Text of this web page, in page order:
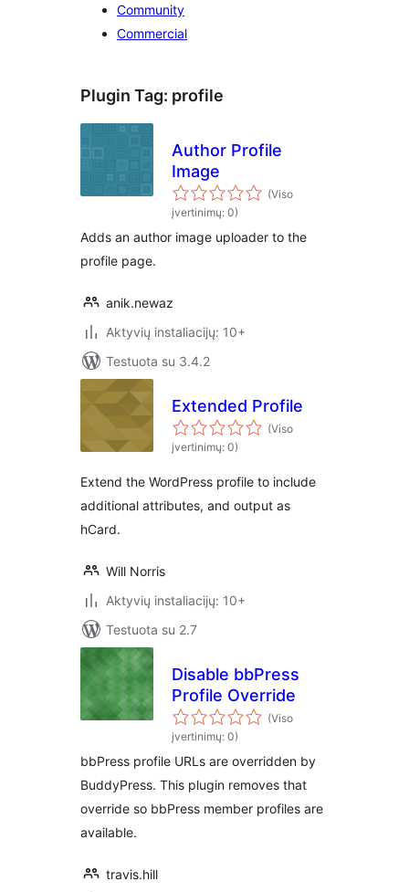
Community
Commercial
Plugin Tag: profile
Author Profile
Image
(Viso
įvertinimų: 0)
Adds an author image uploader to the
profile page.
anik.newaz
Aktyvių instaliacijų: 10+
Testuota su 3.4.2
Extended Profile
(Viso
įvertinimų: 0)
Extend the WordPress profile to include
additional attributes, and output as
hCard.
Will Norris
Aktyvių instaliacijų: 10+
Testuota su 2.7
Disable bbPress
Profile Override
(Viso
įvertinimų: 0)
bbPress profile URLs are overridden by
BuddyPress. This plugin removes that
override so bbPress member profiles are
available.
travis.hill